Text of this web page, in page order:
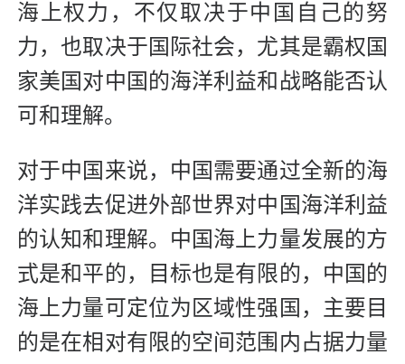
海上权力，不仅取决于中国自己的努
力，也取决于国际社会，尤其是霸权国
家美国对中国的海洋利益和战略能否认
可和理解。
对于中国来说，中国需要通过全新的海
洋实践去促进外部世界对中国海洋利益
的认知和理解。中国海上力量发展的方
式是和平的，目标也是有限的，中国的
海上力量可定位为区域性强国，主要目
的是在相对有限的空间范围内占据力量